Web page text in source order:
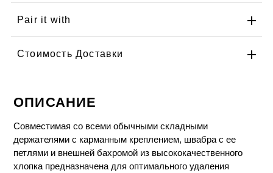
Pair it with
Стоимость Доставки
ОПИСАНИЕ
Совместимая со всеми обычными складными
держателями с карманным креплением, швабра с ее
петлями и внешней бахромой из высококачественного
хлопка предназначена для оптимального удаления